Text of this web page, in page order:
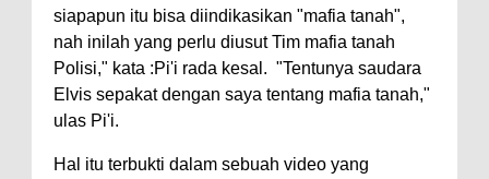
siapapun itu bisa diindikasikan "mafia tanah",
nah inilah yang perlu diusut Tim mafia tanah
Polisi," kata :Pi'i rada kesal. "Tentunya saudara
Elvis sepakat dengan saya tentang mafia tanah,"
ulas Pi'i.
Hal itu terbukti dalam sebuah video yang